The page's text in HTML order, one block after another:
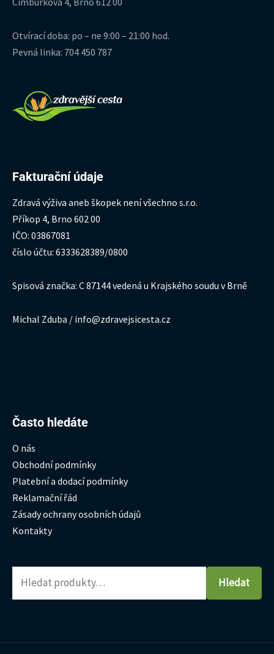
Otvírací doba: po – ne 9:00 – 21:00 hod.
Pevná linka: 704 450 787
Fakturační údaje
Zdravá výživa aneb škopek není všechno s.r.o.
Příkop 4, Brno 602 00
IČO: 03867081
číslo účtu: 6333628389/0800
Spisová značka: C 87144 vedená u Krajského soudu v Brně
Michal Zduba / info@zdravejsicesta.cz
Často hledáte
O nás
Obchodní podmínky
Platební a dodací podmínky
Reklamační řád
Zásady ochrany osobních údajů
Kontakty
Hledat:
Hledat